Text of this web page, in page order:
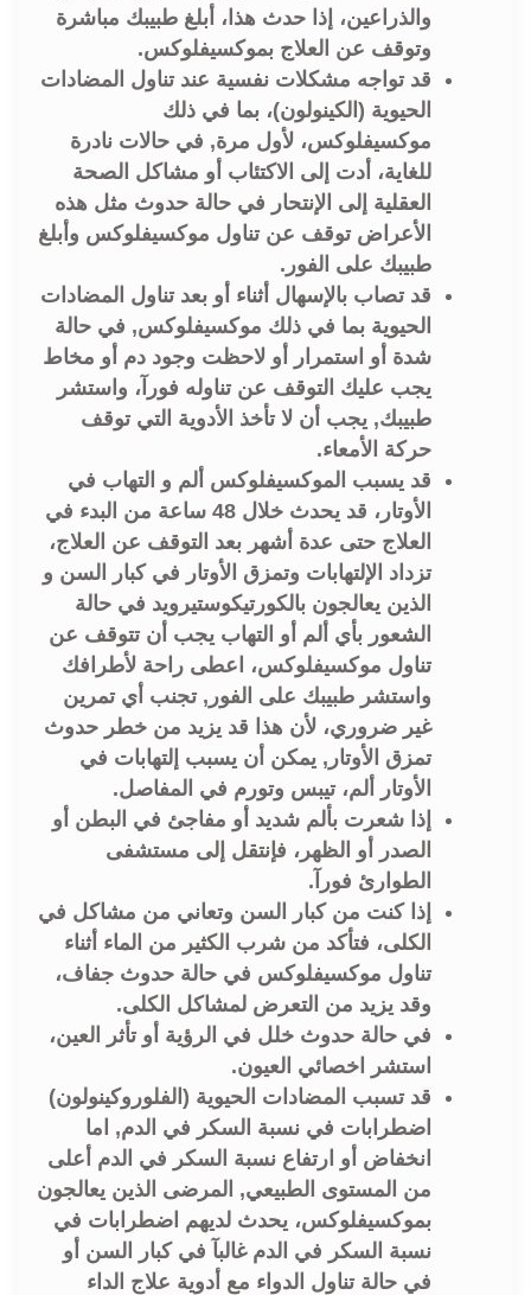
والذراعين، إذا حدث هذا، أبلغ طبيبك مباشرة
وتوقف عن العلاج بموكسيفلوكس.
قد تواجه مشكلات نفسية عند تناول المضادات
الحيوية (الكينولون)، بما في ذلك
موكسيفلوكس، لأول مرة, في حالات نادرة
للغاية، أدت إلى الاكتئاب أو مشاكل الصحة
العقلية إلى الإنتحار في حالة حدوث مثل هذه
الأعراض توقف عن تناول موكسيفلوكس وأبلغ
طبيبك على الفور.
قد تصاب بالإسهال أثناء أو بعد تناول المضادات
الحيوية بما في ذلك موكسيفلوكس, في حالة
شدة أو استمرار أو لاحظت وجود دم أو مخاط
يجب عليك التوقف عن تناوله فورآ، واستشر
طبيبك, يجب أن لا تأخذ الأدوية التي توقف
حركة الأمعاء.
قد يسبب الموكسيفلوكس ألم و التهاب في
الأوتار، قد يحدث خلال 48 ساعة من البدء في
العلاج حتى عدة أشهر بعد التوقف عن العلاج،
تزداد الإلتهابات وتمزق الأوتار في كبار السن و
الذين يعالجون بالكورتيكوستيرويد في حالة
الشعور بأي ألم أو التهاب يجب أن تتوقف عن
تناول موكسيفلوكس، اعطى راحة لأطرافك
واستشر طبيبك على الفور, تجنب أي تمرين
غير ضروري، لأن هذا قد يزيد من خطر حدوث
تمزق الأوتار, يمكن أن يسبب إلتهابات في
الأوتار ألم، تيبس وتورم في المفاصل.
إذا شعرت بألم شديد أو مفاجئ في البطن أو
الصدر أو الظهر، فإنتقل إلى مستشفى
الطوارئ فورآ.
إذا كنت من كبار السن وتعاني من مشاكل في
الكلى، فتأكد من شرب الكثير من الماء أثناء
تناول موكسيفلوكس في حالة حدوث جفاف،
وقد يزيد من التعرض لمشاكل الكلى.
في حالة حدوث خلل في الرؤية أو تأثر العين،
استشر اخصائي العيون.
قد تسبب المضادات الحيوية (الفلوروكينولون)
اضطرابات في نسبة السكر في الدم, اما
انخفاض أو ارتفاع نسبة السكر في الدم أعلى
من المستوى الطبيعي, المرضى الذين يعالجون
بموكسيفلوكس، يحدث لديهم اضطرابات في
نسبة السكر في الدم غالبآ في كبار السن أو
في حالة تناول الدواء مع أدوية علاج الداء